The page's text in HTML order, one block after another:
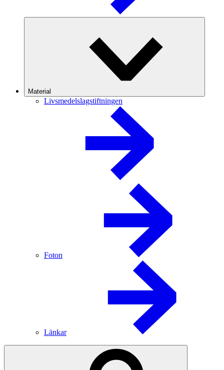
Material
Livsmedelslagstiftningen
Foton
Länkar